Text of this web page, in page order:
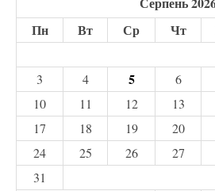
Пн
Вт Ср Чт
3
4 5 6
10
11 12 13
17
18 19 20
24
25 26 27
31